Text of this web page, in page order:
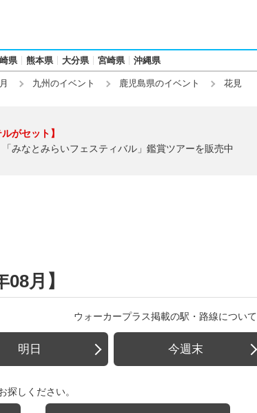
県 熊本県 大分県 宮崎県 沖縄県
九州のイベント 鹿児島県のイベント 花見
がセット】
みなとみらいフェスティバル」鑑賞ツアーを販売中
月】
ウォーカープラス掲載の駅・路線について
明日 今週末
探しください。